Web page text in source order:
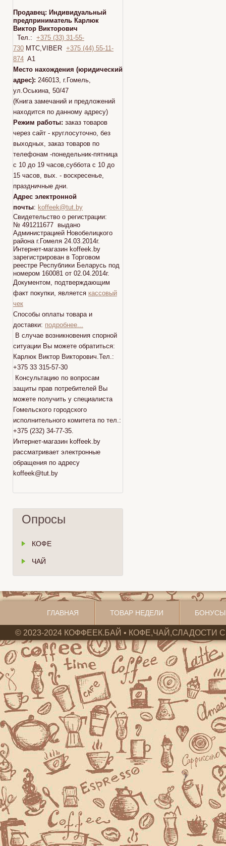
Продавец: Индивидуальный
предприниматель Карлюк
Виктор Викторович
Тел.: +375 (33) 31-55-
730 МТС,VIBER +375 (44) 55-11-
874 A1
Место нахождения (юридический
адрес): 246013, г.Гомель,
ул.Оськина, 50/47
(Книга замечаний и предложений
находится по данному адресу)
Режим работы: заказ товаров
через сайт - круглосуточно, без
выходных, заказ товаров по
телефонам -понедельник-пятница
с 10 до 19 часов,суббота с 10 до
15 часов, вых. - воскресенье,
праздничные дни.
Адрес электронной
почты: koffeek@tut.by
Свидетельство о регистрации:
№ 491211677 выдано
Администрацией Новобелицкого
района г.Гомеля 24.03.2014г.
Интернет-магазин koffeek.by
зарегистрирован в Торговом
реестре Республики Беларусь под
номером 160081 от 02.04.2014г.
Документом, подтверждающим
факт покупки, является кассовый
чек
Способы оплаты товара и
доставки: подробнее...
В случае возникновения спорной
ситуации Вы можете обратиться:
Карлюк Виктор Викторович.Тел.:
+375 33 315-57-30
Консультацию по вопросам
защиты прав потребителей Вы
можете получить у специалиста
Гомельского городского
исполнительного комитета по тел.:
+375 (232) 34-77-35.
Интернет-магазин koffeek.by
рассматривает электронные
обращения по адресу
koffeek@tut.by
Опросы
КОФЕ
ЧАЙ
ГЛАВНАЯ ТОВАР НЕДЕЛИ
© 2023-2024 КОФФЕЕК.БАЙ • КОФЕ,ЧАЙ,СЛАДОСТИ С